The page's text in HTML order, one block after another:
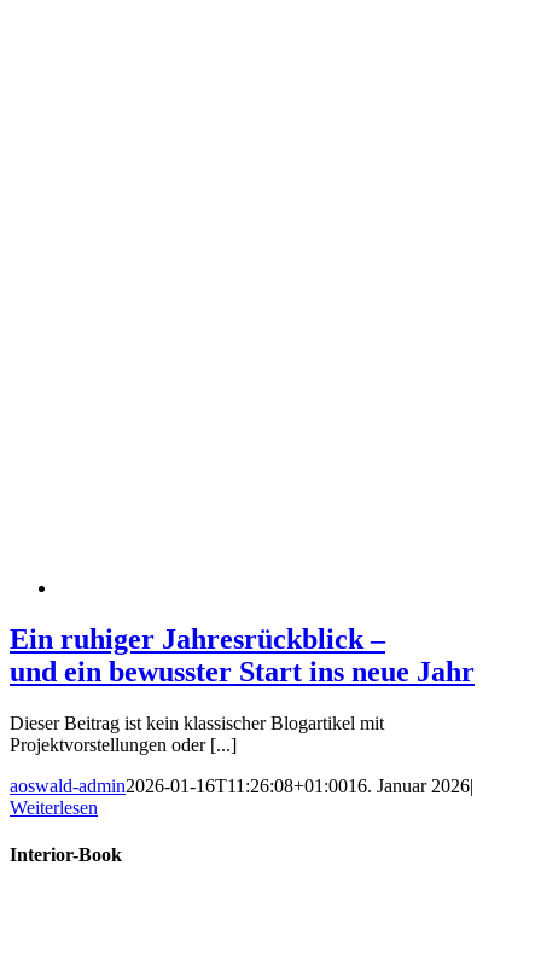
Ein ruhiger Jahresrückblick –
und ein bewusster Start ins neue Jahr
Dieser Beitrag ist kein klassischer Blogartikel mit
Projektvorstellungen oder [...]
aoswald-admin2026-01-16T11:26:08+01:0016. Januar 2026|
Weiterlesen
Interior-Book